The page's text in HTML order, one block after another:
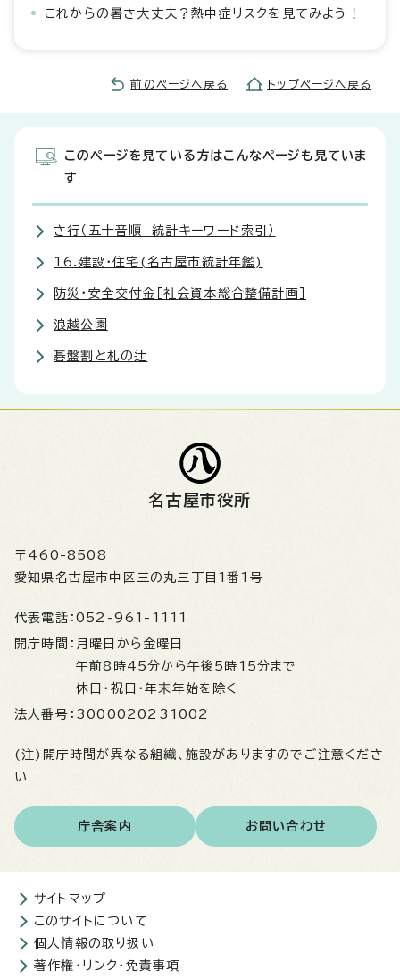
これからの暑さ大丈夫？熱中症リスクを見てみよう！
前のページへ戻る トップページへ戻る
このページを見ている方はこんなページも見ていま
す
さ行（五十音順 統計キーワード索引）
16.建設・住宅(名古屋市統計年鑑)
防災・安全交付金［社会資本総合整備計画］
浪越公園
碁盤割と札の辻
名古屋市役所
〒460-8508
愛知県名古屋市中区三の丸三丁目1番1号
代表電話： 052-961-1111
開庁時間： 月曜日から金曜日
午前8時45分から午後5時15分まで
休日・祝日・年末年始を除く
法人番号： 3000020231002
(注)開庁時間が異なる組織、施設がありますのでご注意くださ
い
庁舎案内 お問い合わせ
サイトマップ
このサイトについて
個人情報の取り扱い
著作権・リンク・免責事項